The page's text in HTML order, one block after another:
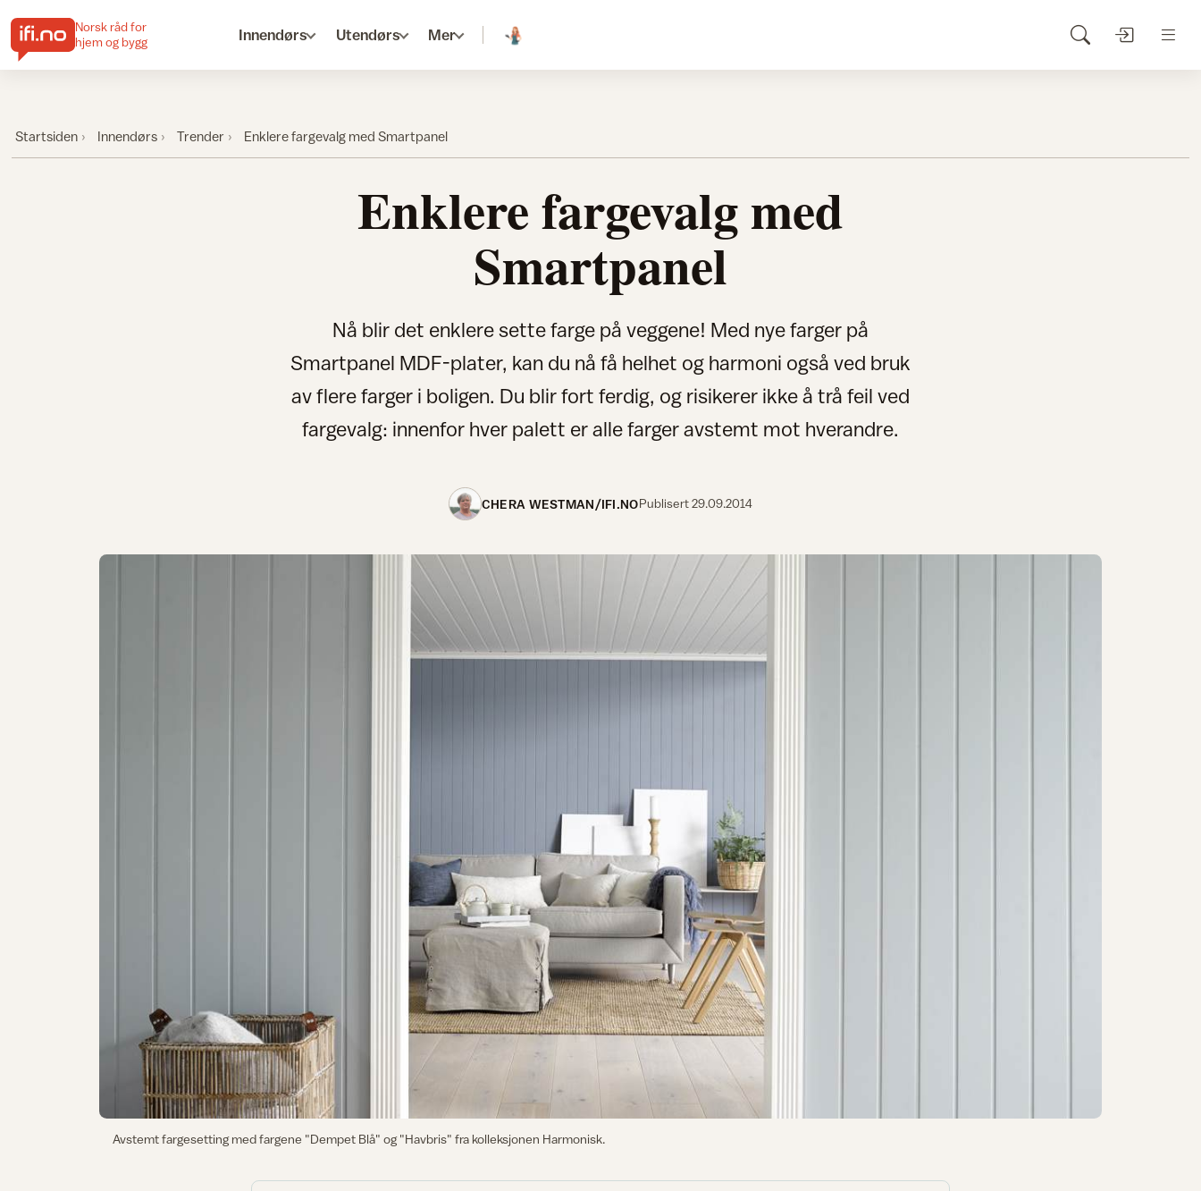
Norsk råd for
hjem og bygg
Innendørs Utendørs Mer
Startsiden Innendørs Trender Enklere fargevalg med Smartpanel
Enklere fargevalg med
Smartpanel
Nå blir det enklere sette farge på veggene! Med nye farger på
Smartpanel MDF-plater, kan du nå få helhet og harmoni også ved bruk
av flere farger i boligen. Du blir fort ferdig, og risikerer ikke å trå feil ved
fargevalg: innenfor hver palett er alle farger avstemt mot hverandre.
CHERA WESTMAN/IFI.NOPublisert29.09.2014
Avstemt fargesetting med fargene "Dempet Blå" og "Havbris" fra kolleksjonen Harmonisk.